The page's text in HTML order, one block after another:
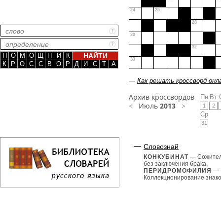
П О М О Щ Н И
К
К
Р О С С В О Р Д И С Т А
24 25
28
30
32
33
— Как решать кроссворд
Архив кроссвордов
< Июль 2013 >
Пн
1
Вт
2
Ср
31
Словознай
КОНКУБИНАТ —
без заключения брака.
ПЕРИДРОМОФИЛИЯ —
Коллекционирование